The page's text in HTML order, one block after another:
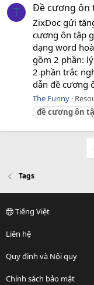
T Đề cương ôn
ZixDoc gửi
cương ôn tập
dạng word
gồm 2 phần:
2 phần trắc
dẫn đề cương
The Funny
đề cươngôn
Tags
Tiếng Việt
Liên hệ
Quy định và Nội quy
Chính sách bảo mật